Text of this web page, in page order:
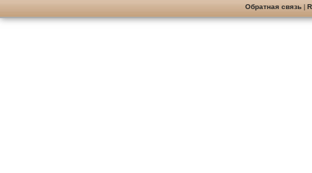
Обратная связь